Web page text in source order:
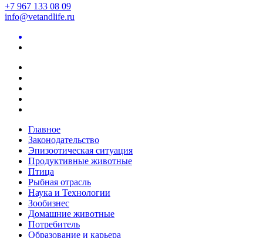
+7 967 133 08 09
info@vetandlife.ru
Главное
Законодательство
Эпизоотическая ситуация
Продуктивные животные
Птица
Рыбная отрасль
Наука и Технологии
Зообизнес
Домашние животные
Потребитель
Образование и карьера